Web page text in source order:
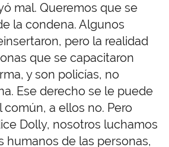
mal. Queremos que se
la condena. Algunos
pero la realidad
que se capacitaron
y son policías, no
Ese derecho se le puede
común, a ellos no. Pero
Dolly, nosotros luchamos
humanos de las personas,